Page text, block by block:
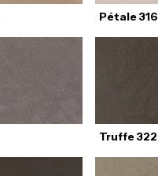
Pétale 316
Truffe 322